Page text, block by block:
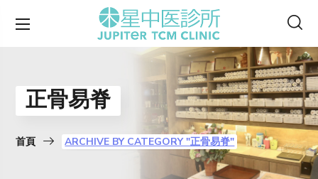
正骨易脊
首頁 ARCHIVE BY CATEGORY "正骨易脊"